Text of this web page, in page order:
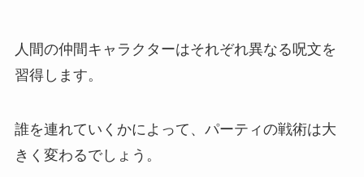
人間の仲間キャラクターはそれぞれ異なる呪文を
習得します。
誰を連れていくかによって、パーティの戦術は大
きく変わるでしょう。